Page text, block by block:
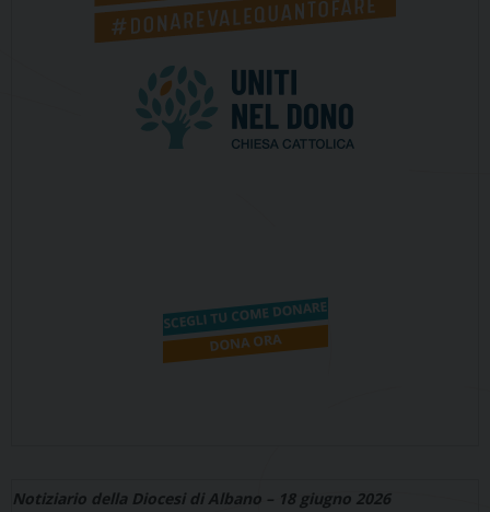
Notiziario della Diocesi di Albano – 18 giugno 2026